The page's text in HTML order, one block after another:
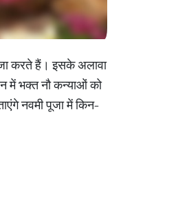
करते हैं। इसके अलावा
में भक्त नौ कन्याओं को
नवमी पूजा में किन-